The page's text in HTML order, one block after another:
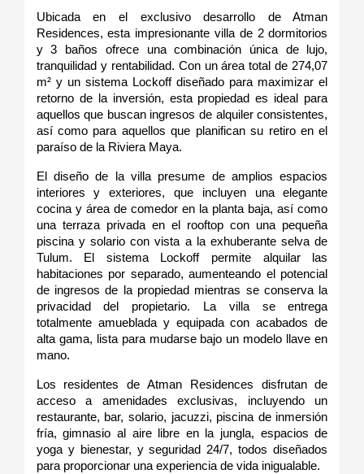
Ubicada en el exclusivo desarrollo de Atman
Residences, esta impresionante villa de 2 dormitorios
y 3 baños ofrece una combinación única de lujo,
tranquilidad y rentabilidad. Con un área total de 274,07
m² y un sistema Lockoff diseñado para maximizar el
retorno de la inversión, esta propiedad es ideal para
aquellos que buscan ingresos de alquiler consistentes,
así como para aquellos que planifican su retiro en el
paraíso de la Riviera Maya.
El diseño de la villa presume de amplios espacios
interiores y exteriores, que incluyen una elegante
cocina y área de comedor en la planta baja, así como
una terraza privada en el rooftop con una pequeña
piscina y solario con vista a la exhuberante selva de
Tulum. El sistema Lockoff permite alquilar las
habitaciones por separado, aumenteando el potencial
de ingresos de la propiedad mientras se conserva la
privacidad del propietario. La villa se entrega
totalmente amueblada y equipada con acabados de
alta gama, lista para mudarse bajo un modelo llave en
mano.
Los residentes de Atman Residences disfrutan de
acceso a amenidades exclusivas, incluyendo un
restaurante, bar, solario, jacuzzi, piscina de inmersión
fría, gimnasio al aire libre en la jungla, espacios de
yoga y bienestar, y seguridad 24/7, todos diseñados
para proporcionar una experiencia de vida inigualable.